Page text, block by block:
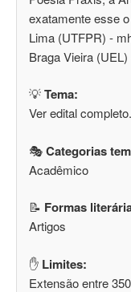
exatamente esse
Lima (UTFPR) -
Braga Vieira
💡Tema:
Ver edital completo.
🎭Categorias
Acadêmico
📝 Formas
Artigos
✋ Limites:
Extensão entre